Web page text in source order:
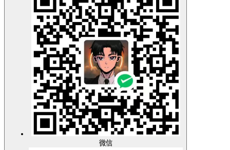
微信